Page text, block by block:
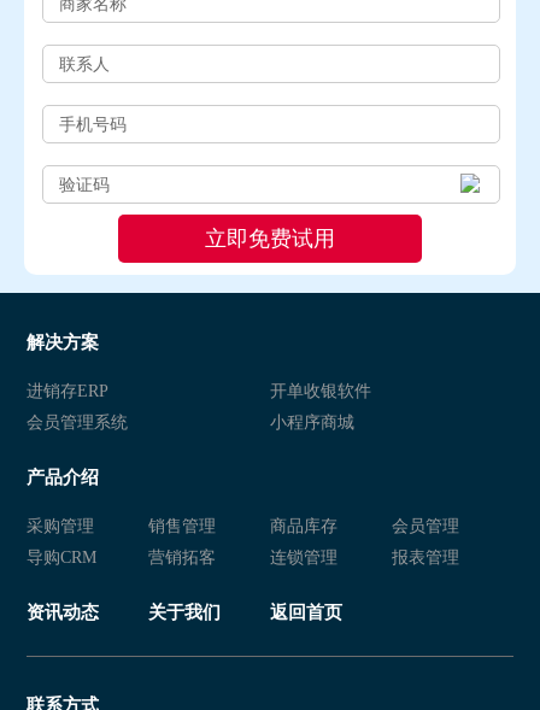
解决方案
进销存ERP
开单收银软件
会员管理系统
小程序商城
产品介绍
采购管理 销售管理 商品库存
会员管理
导购CRM
营销拓客 连锁管理 报表管理
资讯动态 关于我们 返回首页
联系方式